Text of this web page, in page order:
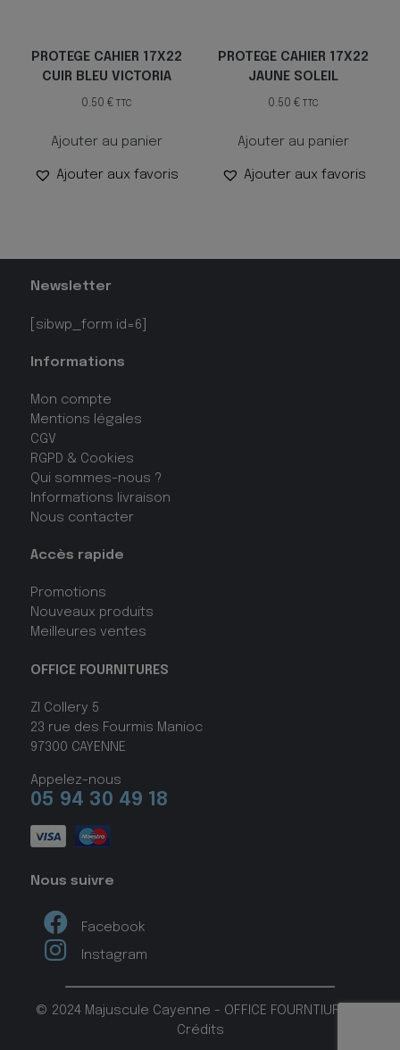
PROTEGE CAHIER 17X22
CUIR BLEU VICTORIA
0.50 € TTC
Ajouter au panier
Ajouter aux favoris
PROTEGE CAHIER 17X22
JAUNE SOLEIL
0.50€ TTC
Ajouter au panier
Ajouter aux favoris
Newsletter
[sibwp_form id=6]
Informations
Mon compte
Mentions légales
CGV
RGPD & Cookies
Qui sommes-nous ?
Informations livraison
Nous contacter
Accès rapide
Promotions
Nouveaux produits
Meilleures ventes
OFFICE FOURNITURES
ZI Collery 5
23 rue des Fourmis Manioc
97300 CAYENNE
Appelez-nous
05 94 30 49 18
Nous suivre
Facebook
Instagram
© 2024 Majuscule Cayenne - OFFICE FOURNTIURES -
Crédits